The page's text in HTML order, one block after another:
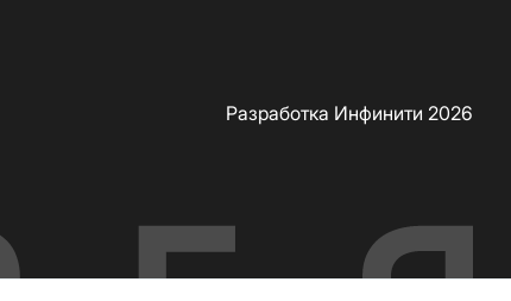
Разработка Инфинити 2026